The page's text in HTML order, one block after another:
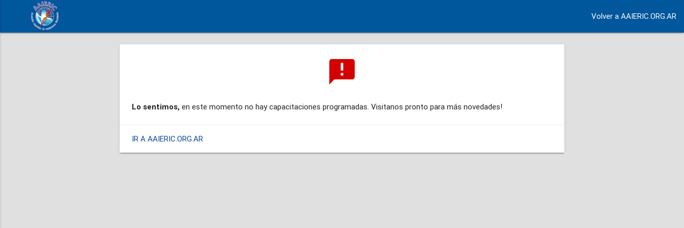
Volver a AAIERIC.ORG.AR
announcement
Lo sentimos, en este momento no hay capacitaciones programadas. Visitanos pronto para más novedades!
IR A AAIERIC.ORG.AR